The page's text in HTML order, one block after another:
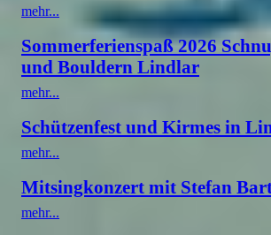
mehr...
Sommerferienspaß 2026
und Bouldern Lindlar
mehr...
Schützenfest und Kirmes in
mehr...
Mitsingkonzert mit Stefan
mehr...